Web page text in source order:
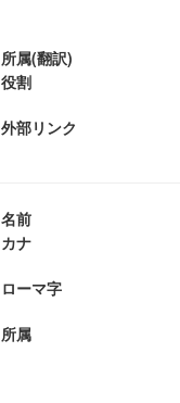
所属(翻訳)
役割
外部リンク
名前
カナ
ローマ字
所属